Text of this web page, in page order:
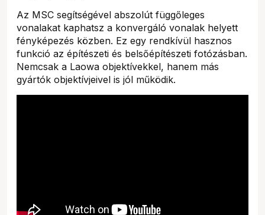
Az MSC segítségével abszolút függőleges
vonalakat kaphatsz a konvergáló vonalak helyett
fényképezés közben. Ez egy rendkívül hasznos
funkció az építészeti és belsőépítészeti fotózásban.
Nemcsak a Laowa objektívekkel, hanem más
gyártók objektívjeivel is jól működik.